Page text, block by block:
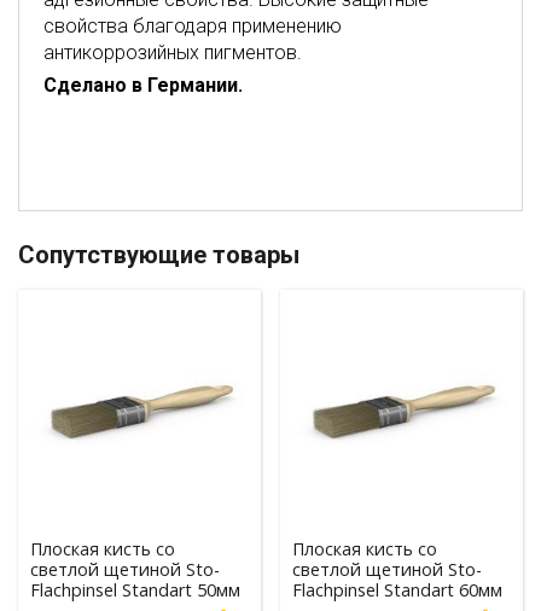
свойства благодаря применению
антикоррозийных пигментов.
Сделано в Германии.
Сопутствующие товары
Плоская кисть со
светлой щетиной Sto-
Flachpinsel Standart 50мм
Плоская кисть со
светлой щетиной Sto-
Flachpinsel Standart 60мм